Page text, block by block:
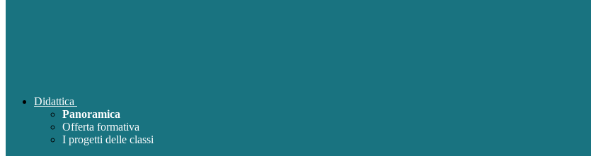
Didattica
Panoramica
Offerta formativa
I progetti delle classi